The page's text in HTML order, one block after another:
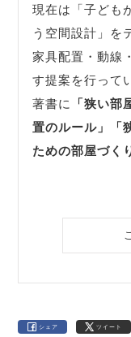
現在は「子ども
う空間設計」を
家具配置・動線
す提案を行って
著書に
「狭い
置のルール」
ための部屋づく
シェア ツイート